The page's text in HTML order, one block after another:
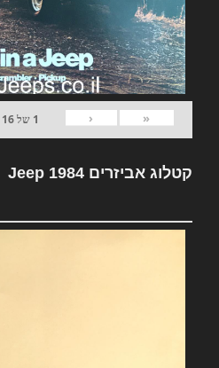
«
‹
1 של16
קטלוג אביזרים Jeep 1984